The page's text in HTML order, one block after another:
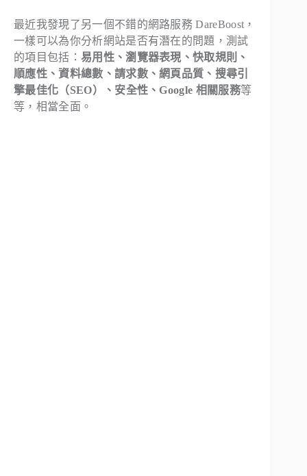
最近我發現了另一個不錯的網路服務 DareBoost，
一樣可以為你分析網站是否有潛在的問題，測試
的項目包括： 易用性、瀏覽器表現、快取規則、
順應性、資料總數、請求數、網頁品質、搜尋引
擎最佳化（SEO）、安全性、Google 相關服務等
等，相當全面。